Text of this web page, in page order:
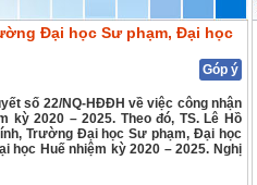
Đại học Sư phạm, Đại học
Góp ý
số 22/NQ-HĐĐH về việc công nhận
2020 – 2025. Theo đó, TS. Lê Hồ
Trường Đại học Sư phạm, Đại học
Huế nhiệm kỳ 2020 – 2025. Nghị